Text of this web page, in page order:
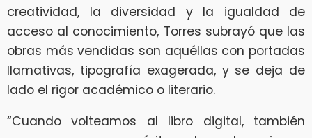
creatividad, la diversidad y la igualdad de
acceso al conocimiento, Torres subrayó que las
obras más vendidas son aquéllas con portadas
llamativas, tipografía exagerada, y se deja de
lado el rigor académico o literario.
“Cuando volteamos al libro digital, también